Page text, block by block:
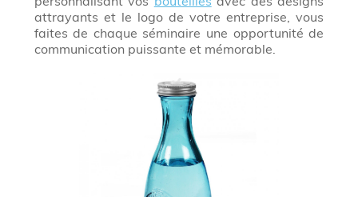
attrayants et le logo de votre entreprise, vous
faites de chaque séminaire une opportunité de
communication puissante et mémorable.